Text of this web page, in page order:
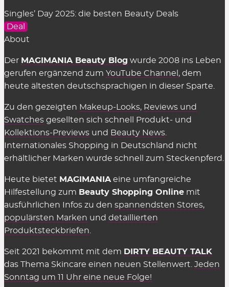
Singles’ Day 2025: die besten Beauty Deals
Deal
About
Der MAGIMANIA Beauty Blog wurde 2008 ins Leben
gerufen ergänzend zum YouTube Channel , dem
heute ältesten deutschsprachigen in dieser Sparte.
Zu den gezeigten Makeup-Looks, Reviews und
Swatches gesellten sich schnell Produkt- und
Kollektions-Previews und Beauty News.
Internationales Shopping in Deutschland nicht
erhältlicher Marken wurde schnell zum Steckenpferd.
Heute bietet MAGIMANIAeine umfangreiche
Hilfestellung zum Beauty Shopping Online mit
ausführlichen Infos zu den spannendsten Stores,
populärsten Marken und detaillierten
Produktsteckbriefen.
Seit 2021 bekommt mit dem DIRTY BEAUTY TALK
das Thema Skincare einen neuen Stellenwert. Jeden
Sonntag um 11 Uhr eine neue Folge!